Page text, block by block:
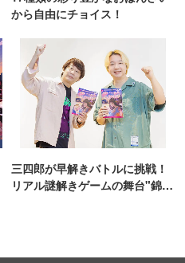
から自由にチョイス！
三四郎が早解きバトルに挑戦！
リアル謎解きゲームの舞台"錦糸